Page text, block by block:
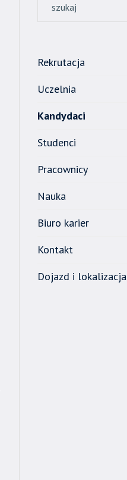
Rekrutacja
Uczelnia
Kandydaci
Studenci
Pracownicy
Nauka
Biuro karier
Kontakt
Dojazd i lokalizacja